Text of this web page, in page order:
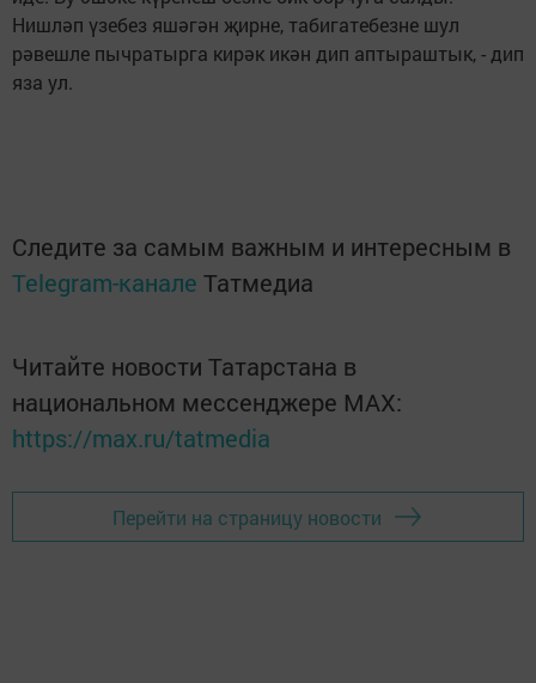
Нишләп үзебез яшәгән җирне, табигатебезне шул
рәвешле пычратырга кирәк икән дип аптыраштык, - дип
яза ул.
Следите за самым важным и интересным в
Telegram-канале Татмедиа
Читайте новости Татарстана в
национальном мессенджере MАХ:
https://max.ru/tatmedia
Перейти на страницу новости